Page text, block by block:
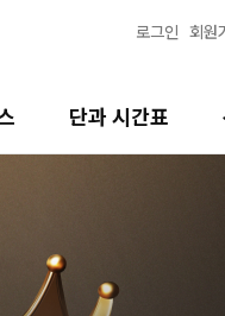
로그인 회원
단과 시간표